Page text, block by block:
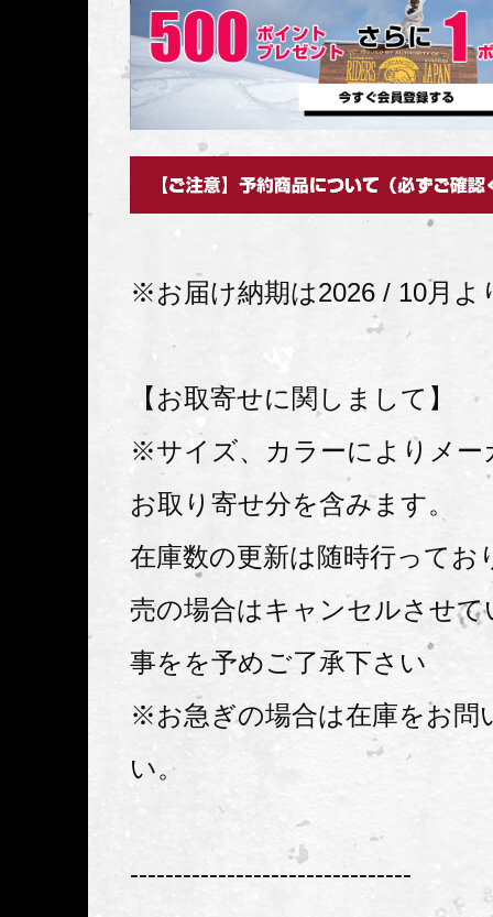
※お届け納期は2026 / 10月よ
【お取寄せに関しまして】
※サイズ、カラーによりメー
お取り寄せ分を含みます。
在庫数の更新は随時行ってお
売の場合はキャンセルさせ
事をを予めご了承下さい
※お急ぎの場合は在庫をお問
い。
--------------------------------